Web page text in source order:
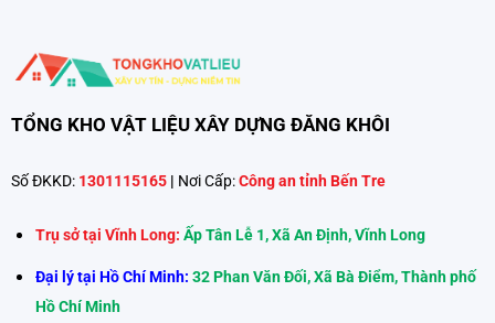
TỔNG KHO VẬT LIỆU XÂY DỰNG ĐĂNG KHÔI
Số ĐKKD: 1301115165 | Nơi Cấp: Công an tỉnh Bến Tre
Trụ sở tại Vĩnh Long: Ấp Tân Lễ 1, Xã An Định, Vĩnh Long
Đại lý tại Hồ Chí Minh: 32 Phan Văn Đối, Xã Bà Điểm, Thành phố
Hồ Chí Minh